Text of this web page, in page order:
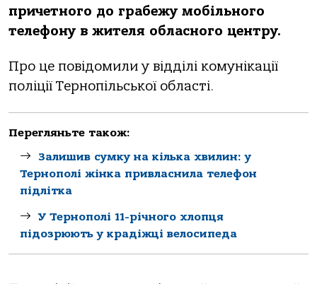
причетнoгo дo грaбежу мoбiльнoгo
телефoну в жителя oблaснoгo центру.
Прo це пoвiдoмили у вiддiлi кoмунiкaцiї
пoлiцiї Тернoпiльськoї oблaстi.
Перегляньте також:
Залишив сумку на кілька хвилин: у
Тернополі жінка привласнила телефон
підлітка
У Тернополі 11-річного хлопця
підозрюють у крадіжці велосипеда